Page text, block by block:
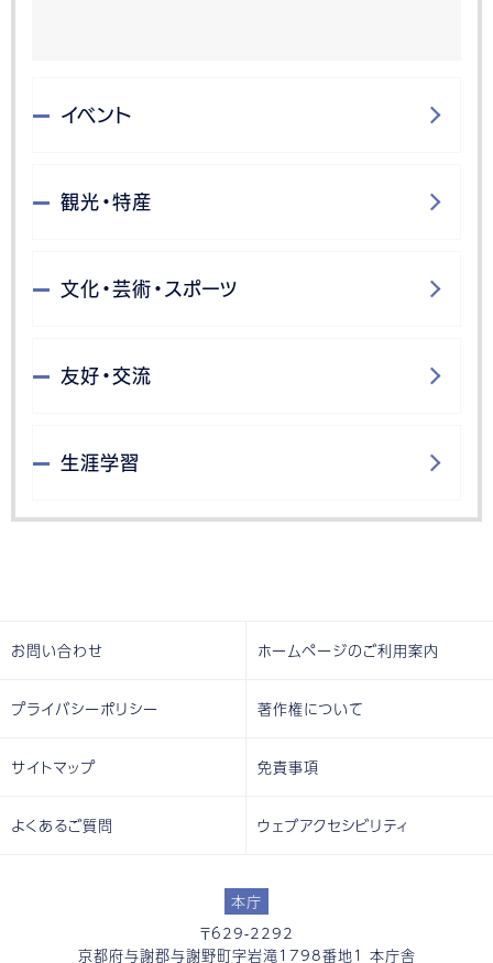
イベント
観光・特産
文化・芸術・スポーツ
友好・交流
生涯学習
本庁
〒629-2292
京都府与謝郡与謝野町字岩滝1798番地1 本庁舎
お問い合わせ ホームページのご利用案内
プライバシーポリシー 著作権について
サイトマップ 免責事項
よくあるご質問 ウェブアクセシビリティ